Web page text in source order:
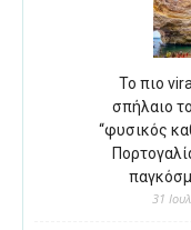
Το πιο
σπήλαιο
“φυσικός
31